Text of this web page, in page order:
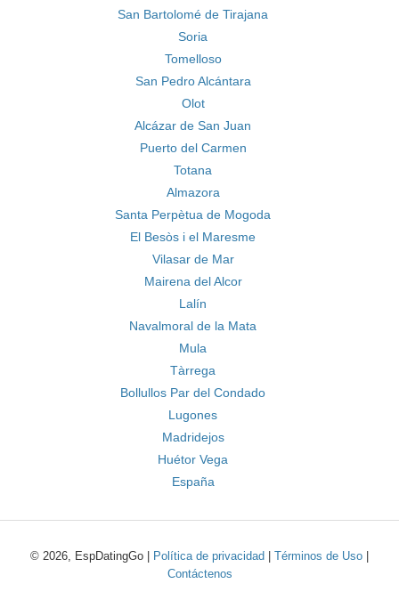
San Bartolomé de Tirajana
Soria
Tomelloso
San Pedro Alcántara
Olot
Alcázar de San Juan
Puerto del Carmen
Totana
Almazora
Santa Perpètua de Mogoda
El Besòs i el Maresme
Vilasar de Mar
Mairena del Alcor
Lalín
Navalmoral de la Mata
Mula
Tàrrega
Bollullos Par del Condado
Lugones
Madridejos
Huétor Vega
España
© 2026, EspDatingGo | Política de privacidad Términos de Uso
Contáctenos